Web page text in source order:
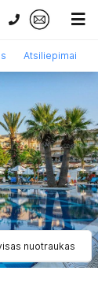
0 700 11007
Kruizai
nuotraukas
Atsiliepimai